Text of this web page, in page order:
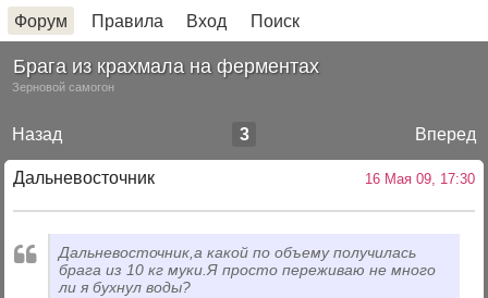
Форум Правила Вход Поиск
Брага из крахмала на ферментах
Зерновой самогон
Назад Вперед
3
Дальневосточник 16 Мая 09, 17:30
Дальневосточник,а какой по объему получилась
брага из 10 кг муки.Я просто переживаю не много
ли я бухнул воды?